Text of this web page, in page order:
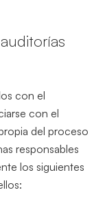
con el
con el
del proceso
responsables
los siguientes